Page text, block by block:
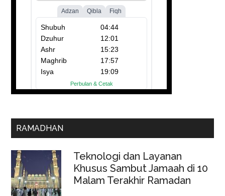
RAMADHAN
Teknologi dan Layanan
Khusus Sambut Jamaah di 10
Malam Terakhir Ramadan